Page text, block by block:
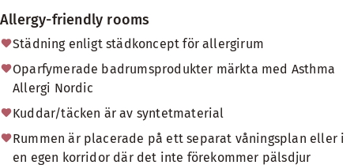
Allergy-friendly rooms
Städning enligt städkoncept för allergirum
Oparfymerade badrumsprodukter märkta med Asthma
Allergi Nordic
Kuddar/täcken är av syntetmaterial
Rummen är placerade på ett separat våningsplan eller i
en egen korridor där det inte förekommer pälsdjur